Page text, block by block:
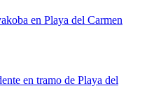
en Playa del Carmen
en tramo de Playa del